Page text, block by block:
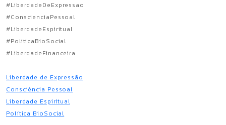
#LiberdadeDeExpressao
#ConscienciaPessoal
#LiberdadeEspiritual
#PoliticaBioSocial
#LiberdadeFinanceira
Liberdade de Expressão
Consciência Pessoal
Liberdade Espiritual
Política BioSocial